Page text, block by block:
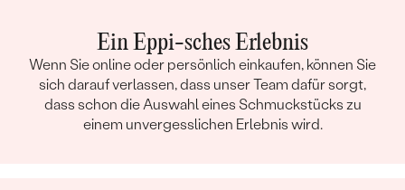
Ein Eppi-sches Erlebnis
Wenn Sie online oder persönlich einkaufen, können Sie
sich darauf verlassen, dass unser Team dafür sorgt,
dass schon die Auswahl eines Schmuckstücks zu
einem unvergesslichen Erlebnis wird.